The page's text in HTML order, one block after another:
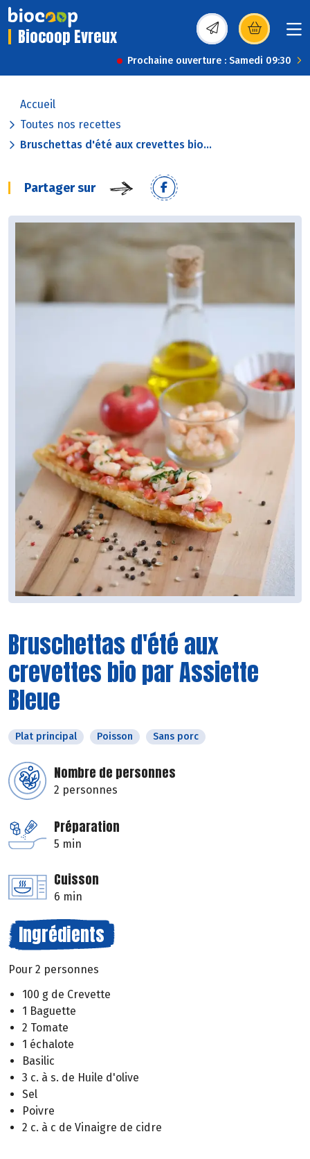
Biocoop Evreux (s’ouvre dans une
Prochaine ouverture : Samedi 09:30
Accueil
Toutes nos recettes
Bruschettas d'été aux crevettes bio...
Partager sur
Bruschettas d'été aux
crevettes bio par Assiette
Bleue
Plat principal Poisson Sans porc
Nombre de personnes
2 personnes
Préparation
5 min
Cuisson
6 min
Ingrédients
Pour 2 personnes
100 g de Crevette
1 Baguette
2 Tomate
1 échalote
Basilic
3 c. à s. de Huile d'olive
Sel
Poivre
2 c. à c de Vinaigre de cidre